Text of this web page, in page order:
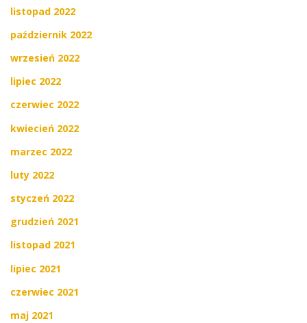
listopad 2022
październik 2022
wrzesień 2022
lipiec 2022
czerwiec 2022
kwiecień 2022
marzec 2022
luty 2022
styczeń 2022
grudzień 2021
listopad 2021
lipiec 2021
czerwiec 2021
maj 2021